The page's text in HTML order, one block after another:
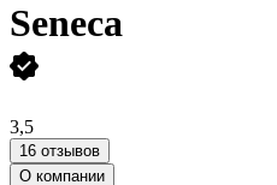
Seneca
3,5
16 отзывов
О компании